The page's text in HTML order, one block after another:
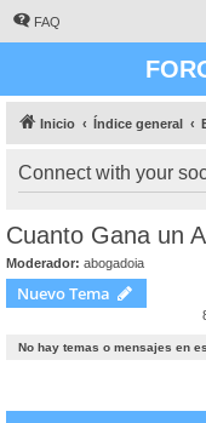
FAQ
Inicio Índice general
Connect with your
Cuanto Gana un
Moderador: abogadoia
Nuevo Tema
No hay temas o mensajes en